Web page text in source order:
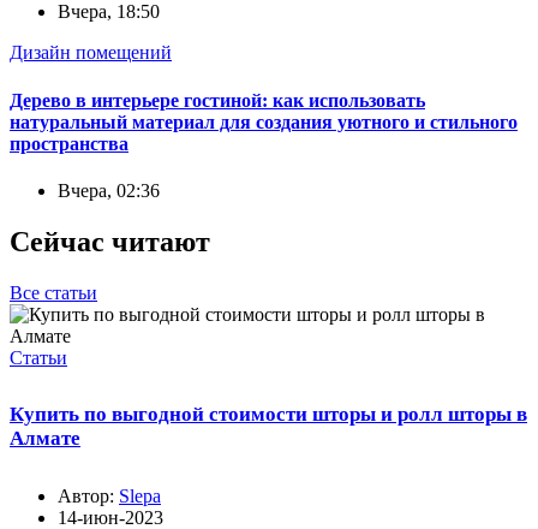
Вчера, 18:50
Дизайн помещений
Дерево в интерьере гостиной: как использовать
натуральный материал для создания уютного и стильного
пространства
Вчера, 02:36
Сейчас читают
Все статьи
Статьи
Купить по выгодной стоимости шторы и ролл шторы в
Алмате
Автор: Slepa
14-июн-2023